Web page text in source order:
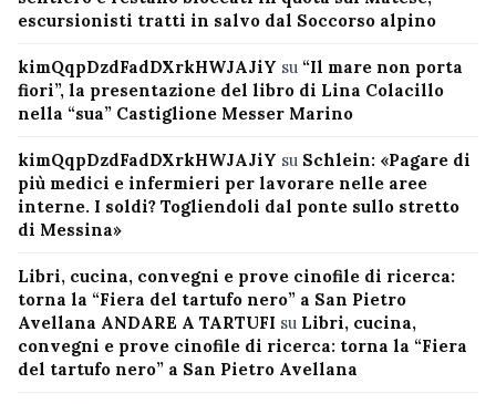
escursionisti tratti in salvo dal Soccorso alpino
kimQqpDzdFadDXrkHWJAJiY su “Il mare non porta
fiori”, la presentazione del libro di Lina Colacillo
nella “sua” Castiglione Messer Marino
kimQqpDzdFadDXrkHWJAJiY su Schlein: «Pagare di
più medici e infermieri per lavorare nelle aree
interne. I soldi? Togliendoli dal ponte sullo stretto
di Messina»
Libri, cucina, convegni e prove cinofile di ricerca:
torna la “Fiera del tartufo nero” a San Pietro
Avellana ANDARE A TARTUFI su Libri, cucina,
convegni e prove cinofile di ricerca: torna la “Fiera
del tartufo nero” a San Pietro Avellana